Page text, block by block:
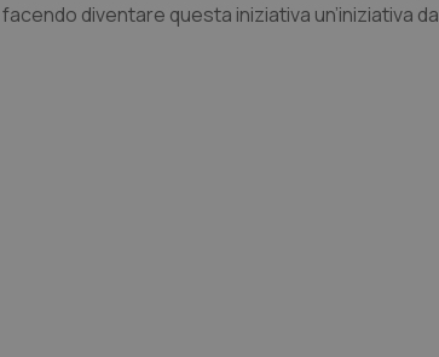
diventare questa iniziativa un’iniziativa da